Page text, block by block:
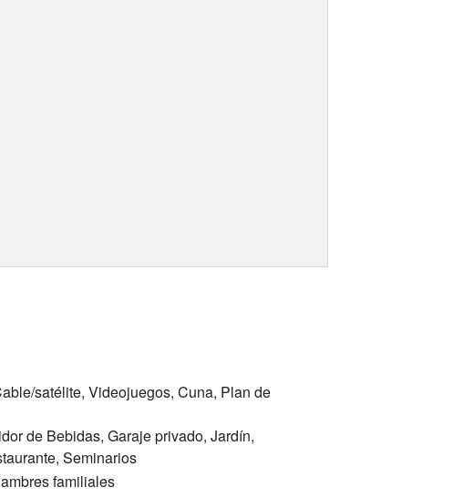
satélite, Videojuegos, Cuna, Plan de
de Bebidas, Garaje privado, Jardín,
Seminarios
familiales